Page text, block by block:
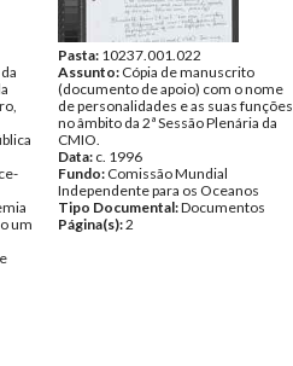
um
Pasta: 10237.001.022
Assunto: Cópia de manuscrito
(documento de apoio) com o nome
de personalidades e as suas funções
no âmbito da 2ª Sessão Plenária da
CMIO.
Data: c. 1996
Fundo: Comissão Mundial
Independente para os Oceanos
Tipo Documental:Documentos
Página(s):2